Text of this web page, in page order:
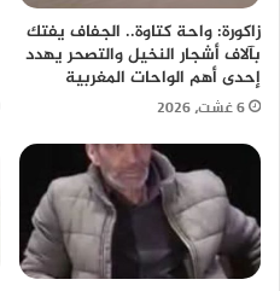
زاكورة: واحة كتاوة.. الجفاف يفتك
بآلاف أشجار النخيل والتصحر يهدد
إحدى أهم الواحات المغربية
6 غشت، 2026